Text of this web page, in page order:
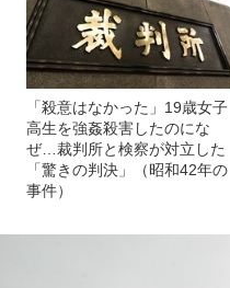
「殺意はなかった」19歳女子
高生を強姦殺害したのにな
ぜ…裁判所と検察が対立した
「驚きの判決」（昭和42年の
事件）